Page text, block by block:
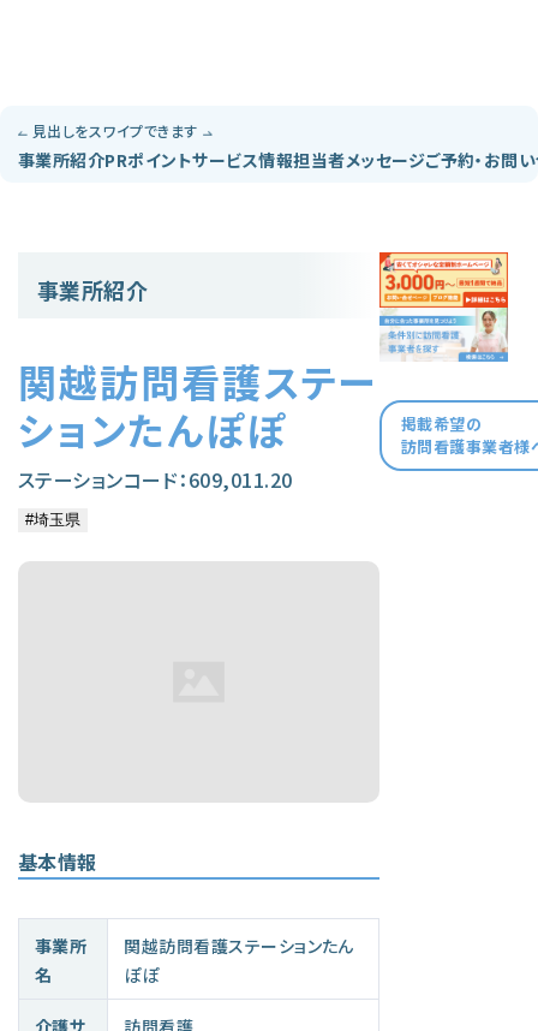
見出しをスワイプできます
事業所紹介PRポイントサービス情報担当者メッセージご予約・お問
事業所紹介
関越訪問看護ステー
ションたんぽぽ
ステーションコード：609,011.20
基本情報
事業所
名
関越訪問看護ステーションたん
ぽぽ
介護サ 訪問看護
掲載希望の
訪問看護事業者様